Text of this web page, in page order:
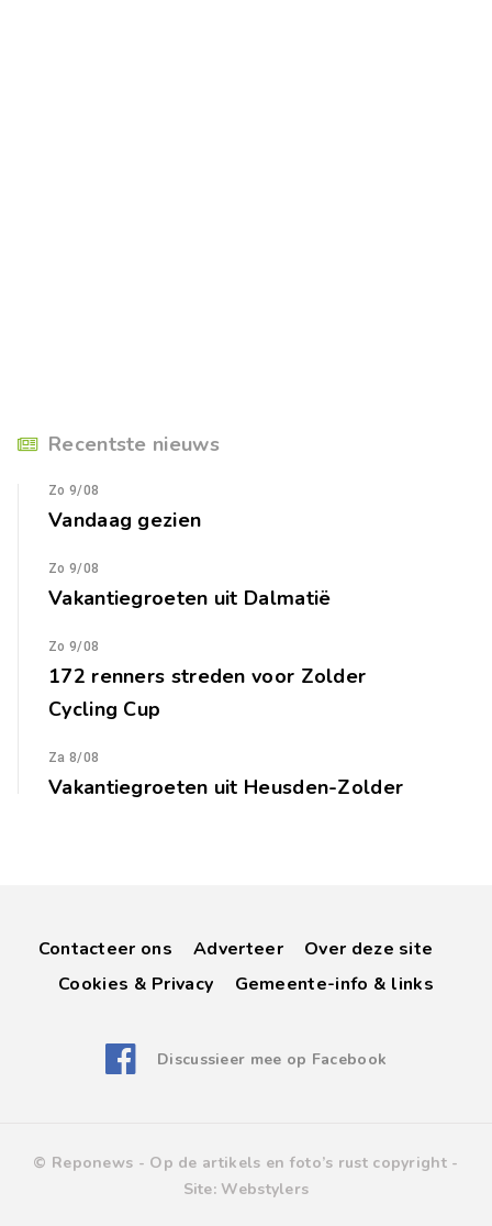
Recentste nieuws
Zo 9/08
Vandaag gezien
Zo 9/08
Vakantiegroeten uit Dalmatië
Zo 9/08
172 renners streden voor Zolder
Cycling Cup
Za 8/08
Vakantiegroeten uit Heusden-Zolder
Contacteer ons Adverteer
Over deze site
Cookies & Privacy
Gemeente-info & links
Discussieer mee op Facebook
© Reponews - Op de artikels en foto’s rust copyright -
Site: Webstylers